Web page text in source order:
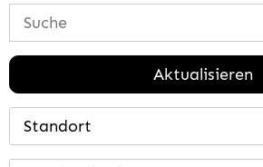
Aktualisieren
Standort